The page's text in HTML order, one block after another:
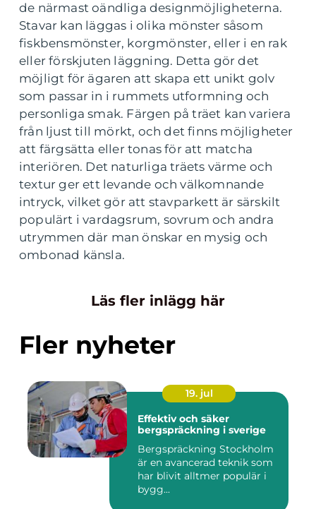
de närmast oändliga designmöjligheterna.
Stavar kan läggas i olika mönster såsom
fiskbensmönster, korgmönster, eller i en rak
eller förskjuten läggning. Detta gör det
möjligt för ägaren att skapa ett unikt golv
som passar in i rummets utformning och
personliga smak. Färgen på träet kan variera
från ljust till mörkt, och det finns möjligheter
att färgsätta eller tonas för att matcha
interiören. Det naturliga träets värme och
textur ger ett levande och välkomnande
intryck, vilket gör att stavparkett är särskilt
populärt i vardagsrum, sovrum och andra
utrymmen där man önskar en mysig och
ombonad känsla.
Läs fler inlägg här
Fler nyheter
19. jul
Effektiv och säker
bergspräckning i sverige
Bergspräckning Stockholm
är en avancerad teknik som
har blivit alltmer populär i
bygg...